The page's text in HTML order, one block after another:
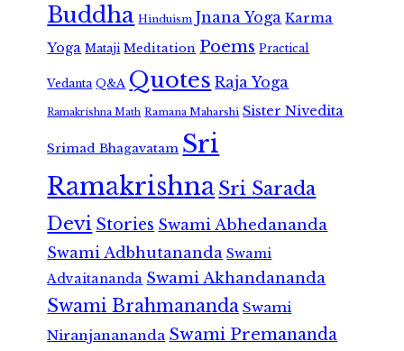
Buddha Hinduism Jnana Yoga Karma
Yoga Mataji Meditation Poems Practical
Vedanta Q&A Quotes Raja Yoga
Ramakrishna Math Ramana Maharshi Sister Nivedita
Srimad Bhagavatam Sri
RamakrishnaSri Sarada
Devi Stories Swami Abhedananda
Swami Adbhutananda Swami
Advaitananda Swami Akhandananda
Swami Brahmananda Swami
Niranjanananda Swami Premananda